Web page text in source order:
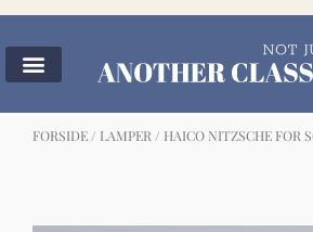
FORSIDE / LAMPER / HAICO NITZSCHE FOR